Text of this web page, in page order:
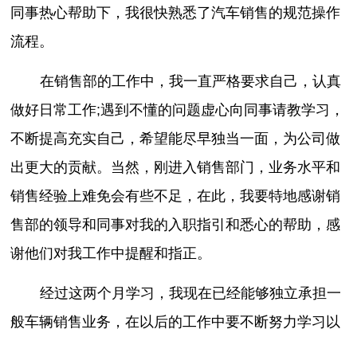
同事热心帮助下，我很快熟悉了汽车销售的规范操作
流程。
在销售部的工作中，我一直严格要求自己，认真
做好日常工作;遇到不懂的问题虚心向同事请教学习，
不断提高充实自己，希望能尽早独当一面，为公司做
出更大的贡献。当然，刚进入销售部门，业务水平和
销售经验上难免会有些不足，在此，我要特地感谢销
售部的领导和同事对我的入职指引和悉心的帮助，感
谢他们对我工作中提醒和指正。
经过这两个月学习，我现在已经能够独立承担一
般车辆销售业务，在以后的工作中要不断努力学习以